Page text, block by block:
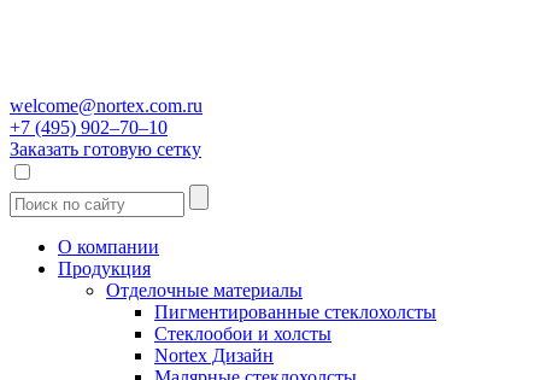
welcome@nortex.com.ru
+7 (495) 902–70–10
Заказать готовую сетку
О компании
Продукция
Отделочные материалы
Пигментированные стеклохолсты
Стеклообои и холсты
Nortex Дизайн